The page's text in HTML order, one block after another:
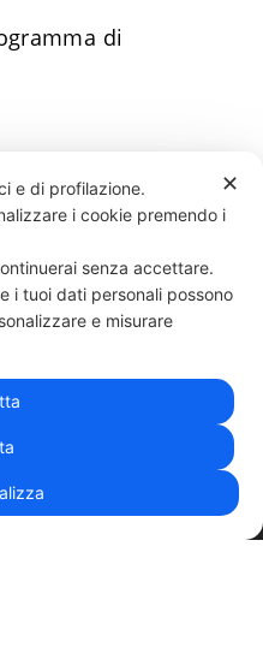
di
POLICY
✕
e di profilazione.
i cookie premendo i
senza accettare.
i tuoi dati personali possono
e misurare